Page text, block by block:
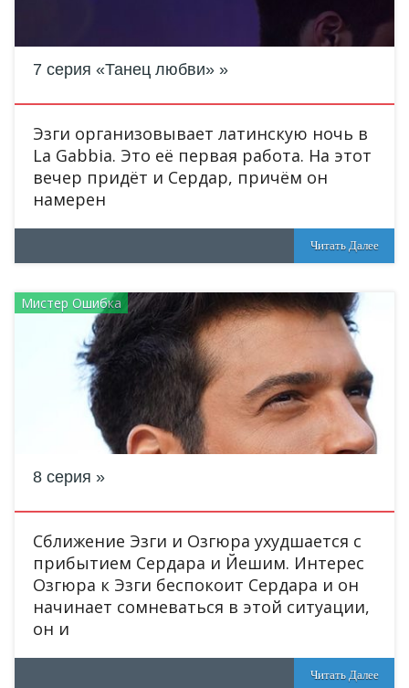
7 серия «Танец любви»
Эзги организовывает латинскую ночь в
La Gabbia. Это её первая работа. На этот
вечер придёт и Сердар, причём он
намерен
Читать Далее
Мистер Ошибка
8 серия
Сближение Эзги и Озгюра ухудшается с
прибытием Сердара и Йешим. Интерес
Озгюра к Эзги беспокоит Сердара и он
начинает сомневаться в этой ситуации,
он и
Читать Далее